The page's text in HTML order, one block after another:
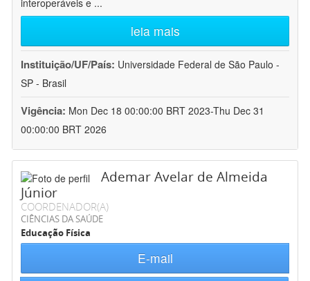
interoperáveis e ...
leia mais
Instituição/UF/País: Universidade Federal de São Paulo -
SP - Brasil
Vigência: Mon Dec 18 00:00:00 BRT 2023-Thu Dec 31
00:00:00 BRT 2026
Ademar Avelar de Almeida
Júnior
COORDENADOR(A)
CIÊNCIAS DA SAÚDE
Educação Física
E-mail